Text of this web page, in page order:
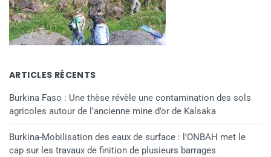
ARTICLES RÉCENTS
Burkina Faso : Une thèse révèle une contamination des sols
agricoles autour de l’ancienne mine d’or de Kalsaka
Burkina-Mobilisation des eaux de surface : l’ONBAH met le
cap sur les travaux de finition de plusieurs barrages